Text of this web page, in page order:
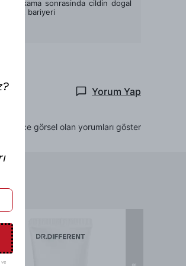
ile yikama sonrasinda cildin dogal
ve cilt bariyeri
Yorum Yap
Sadece görsel olan yorumları göster